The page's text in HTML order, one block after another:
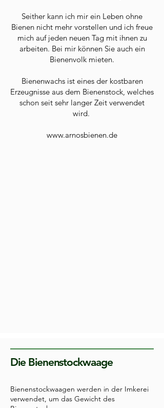
Seither kann ich mir ein Leben ohne
Bienen nicht mehr vorstellen und ich freue
mich auf jeden neuen Tag mit ihnen zu
arbeiten. Bei mir können Sie auch ein
Bienenvolk mieten.
Bienenwachs ist eines der kostbaren
Erzeugnisse aus dem Bienenstock, welches
schon seit sehr langer Zeit verwendet
wird.
www.arnosbienen.de
Die Bienenstockwaage
Bienenstockwaagen werden in der Imkerei
verwendet, um das Gewicht des